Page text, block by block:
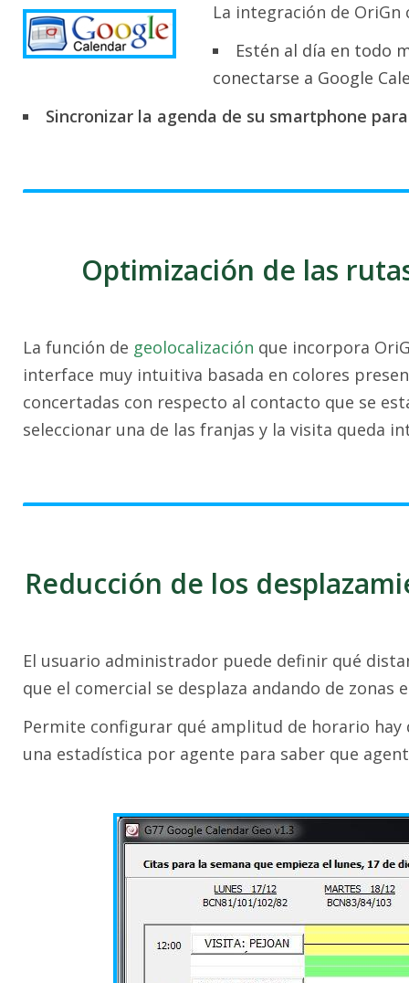
La integración de OriGn
Estén al día en todo
conectarse a Google
Sincronizar la agenda de su smartphone
Optimización de las
La función de geolocalización que incorpora
interface muy intuitiva basada en colores
concertadas con respecto al contacto que se
seleccionar una de las franjas y la visita queda
Reducción de los
El usuario administrador puede definir qué
que el comercial se desplaza andando de zonas
Permite configurar qué amplitud de horario
una estadística por agente para saber que